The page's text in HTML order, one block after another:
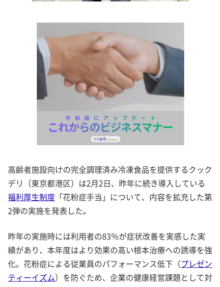
高齢者施設向けの完全調理済み冷凍食品を提供するクック
デリ（東京都港区）は2月2日、昨年に続き導入している
福利厚生制度 「花粉症手当」について、内容を拡充した第
2弾の実施を発表した。
昨年の実施時には利用者の83％が症状改善を実感した実
績があり、本年度はより効果の高い根本治療への誘導を強
化。花粉症による従業員のパフォーマンス低下（プレゼン
ティーイズム）を防ぐため、企業の健康経営課題として対